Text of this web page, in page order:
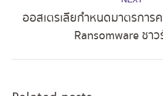
post:
ออสเตรเลียกำหนดมาตรการ
Ransomware ชาว